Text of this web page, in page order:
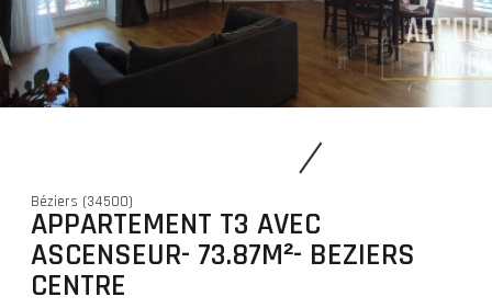
Béziers (34500)
APPARTEMENT T3 AVEC
ASCENSEUR- 73.87M²- BEZIERS
CENTRE